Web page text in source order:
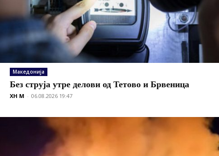
Македонија
Без струја утре делови од Тетово и Брвеница
XH M - 06.08.2026 19:47